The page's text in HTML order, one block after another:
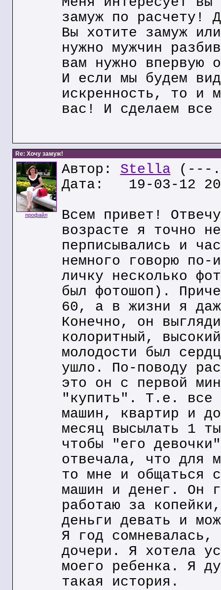
замуж по расчету!
Вы хотите замуж
нужно мужчин
вам нужно впервую
И если мы будем
искренность, то и
вас! И сделаем
Re: Хочу замуж!
профайл
Автор: Stella (---
Дата: 19-03-12
Всем привет!
возрасте я точно
перписывались и
немного говорю по-
личку несколько
был фотошоп).
60, а в жизни я
Конечно, он
колоритный,
молодости был
ушло. По-поводу
это он с первой
"купить". Т.е. все
машин, квартир и
месяц высылать 1
чтобы "его
отвечала, что для
то мне и общаться
машин и денег. Он
работаю за
деньги девать и
Я год сомневалась,
дочери. Я хотела
моего ребенка. Я
такая история.